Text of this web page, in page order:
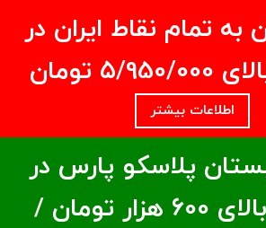
به تمام نقاط ایران در
تومان
اطلاعات بیشتر
پلاسکو پارس در
خریدهای بالای ۶00 هزار تومان /